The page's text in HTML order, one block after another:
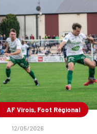
AF Virois, Foot Régional
12/05/2026